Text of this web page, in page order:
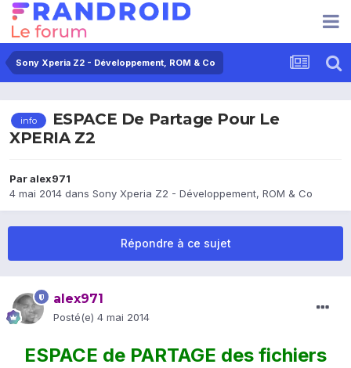
Sony Xperia Z2 - Développement, ROM & Co
info
ESPACE De Partage Pour Le
XPERIA Z2
Paralex971
4 mai 2014 dans Sony Xperia Z2 - Développement, ROM & Co
Répondre à ce sujet
alex971
Posté(e) 4 mai 2014
ESPACE de PARTAGE des fichiers